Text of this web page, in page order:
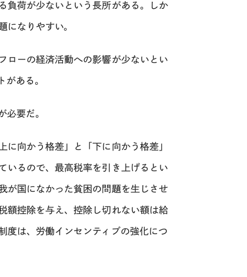
負荷が少ないという長所がある。しか
になりやすい。
ローの経済活動への影響が少ないとい
がある。
必要だ。
向かう格差」と「下に向かう格差」
いるので、最高税率を引き上げるとい
が国になかった貧困の問題を生じさせ
額控除を与え、控除し切れない額は給
度は、労働インセンティブの強化につ